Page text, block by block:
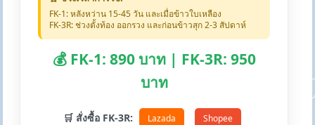
FK-1: หลังหว่าน 15-45 วัน และเมื่อข้าวใบเหลือง
FK-3R: ช่วงตั้งท้อง ออกรวง และก่อนข้าวสุก 2-3 สัปดาห์
💰 FK-1: 890 บาท | FK-3R: 950
บาท
🛒 สั่งซื้อ FK-3R: Lazada Shopee